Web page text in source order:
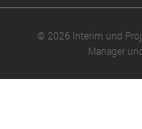
© 2026 Interim und
Manager